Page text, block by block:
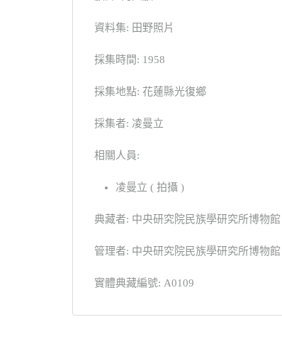
資料集: 田野照片
採集時間: 1958
採集地點: 花蓮縣光復鄉
採集者: 凌曼立
相關人員:
凌曼立 ( 拍攝 )
典藏者: 中央研究院民族學研究所博物館
管理者: 中央研究院民族學研究所博物館
實體典藏編號: A0109